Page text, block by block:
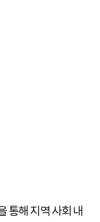
통해 지역 사회 내